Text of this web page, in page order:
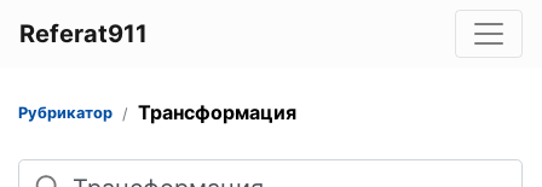
Referat911
Рубрикатор Трансформация
Поиск